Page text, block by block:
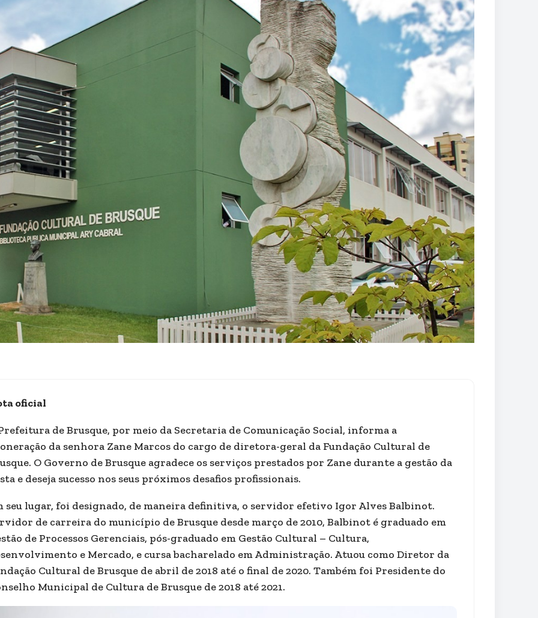
oficial
de Brusque, por meio da Secretaria de Comunicação Social, informa a
da senhora Zane Marcos do cargo de diretora-geral da Fundação Cultural de
O Governo de Brusque agradece os serviços prestados por Zane durante a gestão da
e deseja sucesso nos seus próximos desafios profissionais.
seu lugar, foi designado, de maneira definitiva, o servidor efetivo Igor Alves Balbinot.
de carreira do município de Brusque desde março de 2010, Balbinot é graduado em
de Processos Gerenciais, pós-graduado em Gestão Cultural – Cultura,
e Mercado, e cursa bacharelado em Administração. Atuou como Diretor da
Cultural de Brusque de abril de 2018 até o final de 2020. Também foi Presidente do
Municipal de Cultura de Brusque de 2018 até 2021.